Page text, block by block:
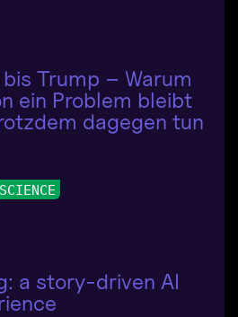
Trump – Warum
ein Problem bleibt
dagegen tun
SCIENCE
a story-driven AI